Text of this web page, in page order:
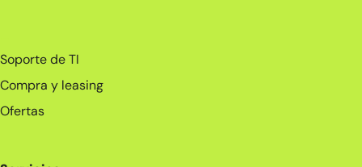
Soporte de TI
Compra y leasing
Ofertas